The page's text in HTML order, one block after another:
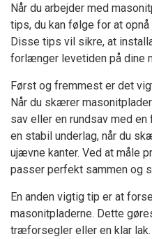
Når du arbejder med
tips, du kan følge for at
Disse tips vil sikre, at
forlænger levetiden på dine
Først og fremmest er det
Når du skærer
sav eller en rundsav med
en stabil underlag, når du
ujævne kanter. Ved at måle
passer perfekt sammen og
En anden vigtig tip er at
masonitpladerne. Dette
træforsegler eller en klar